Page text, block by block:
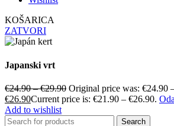
KOŠARICA
ZATVORI
Japanski vrt
€24.90–€29.90 Original price was: €24.90
€26.90Current price is: €21.90 – €26.90.
Add to wishlist
Search